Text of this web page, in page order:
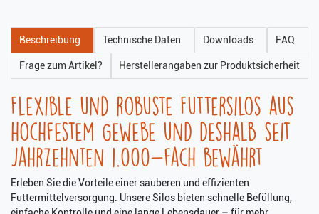
Beschreibung Technische Daten Downloads FAQ
Frage zum Artikel? Herstellerangaben zur Produktsicherheit
Flexible und robuste Futtersilos aus
hochfestem Gewebe und deshalb seit
Jahrzehnten 1.000-fach bewährt
Erleben Sie die Vorteile einer sauberen und effizienten
Futtermittelversorgung. Unsere Silos bieten schnelle Befüllung,